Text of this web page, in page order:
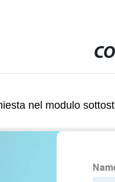
nel modulo